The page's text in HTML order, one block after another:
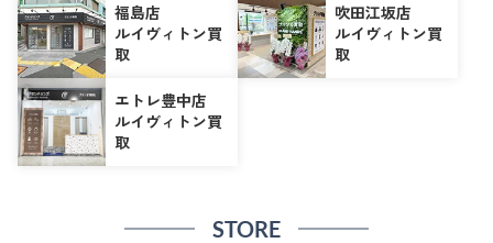
福島店
ルイヴィトン買
取
吹田江坂店
ルイヴィトン買
取
エトレ豊中店
ルイヴィトン買
取
STORE